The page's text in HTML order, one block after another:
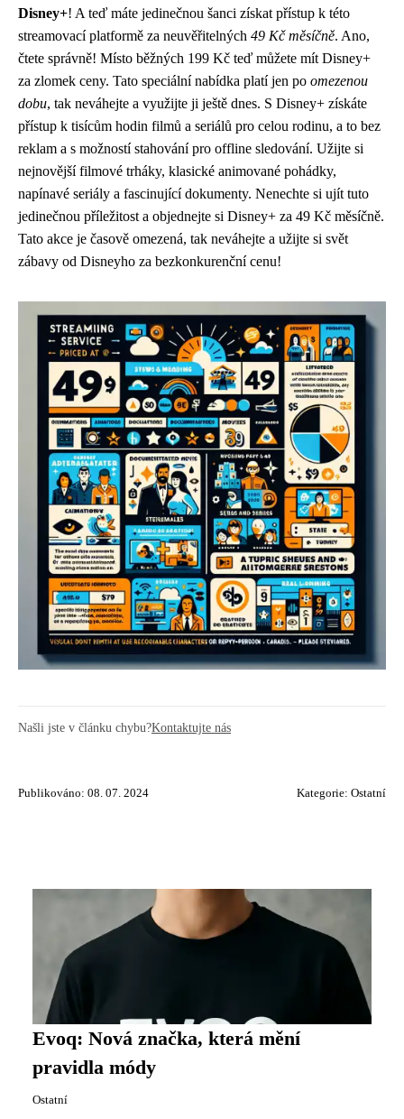
Disney+! A teď máte jedinečnou šanci získat přístup k této
streamovací platformě za neuvěřitelných 49 Kč měsíčně. Ano,
čtete správně! Místo běžných 199 Kč teď můžete mít Disney+
za zlomek ceny. Tato speciální nabídka platí jen po omezenou
dobu, tak neváhejte a využijte ji ještě dnes. S Disney+ získáte
přístup k tisícům hodin filmů a seriálů pro celou rodinu, a to bez
reklam a s možností stahování pro offline sledování. Užijte si
nejnovější filmové trháky, klasické animované pohádky,
napínavé seriály a fascinující dokumenty. Nenechte si ujít tuto
jedinečnou příležitost a objednejte si Disney+ za 49 Kč měsíčně.
Tato akce je časově omezená, tak neváhejte a užijte si svět
zábavy od Disneyho za bezkonkurenční cenu!
Našli jste v článku chybu?Kontaktujte nás
Publikováno: 08. 07. 2024 Kategorie: Ostatní
Evoq: Nová značka, která mění
pravidla módy
Ostatní